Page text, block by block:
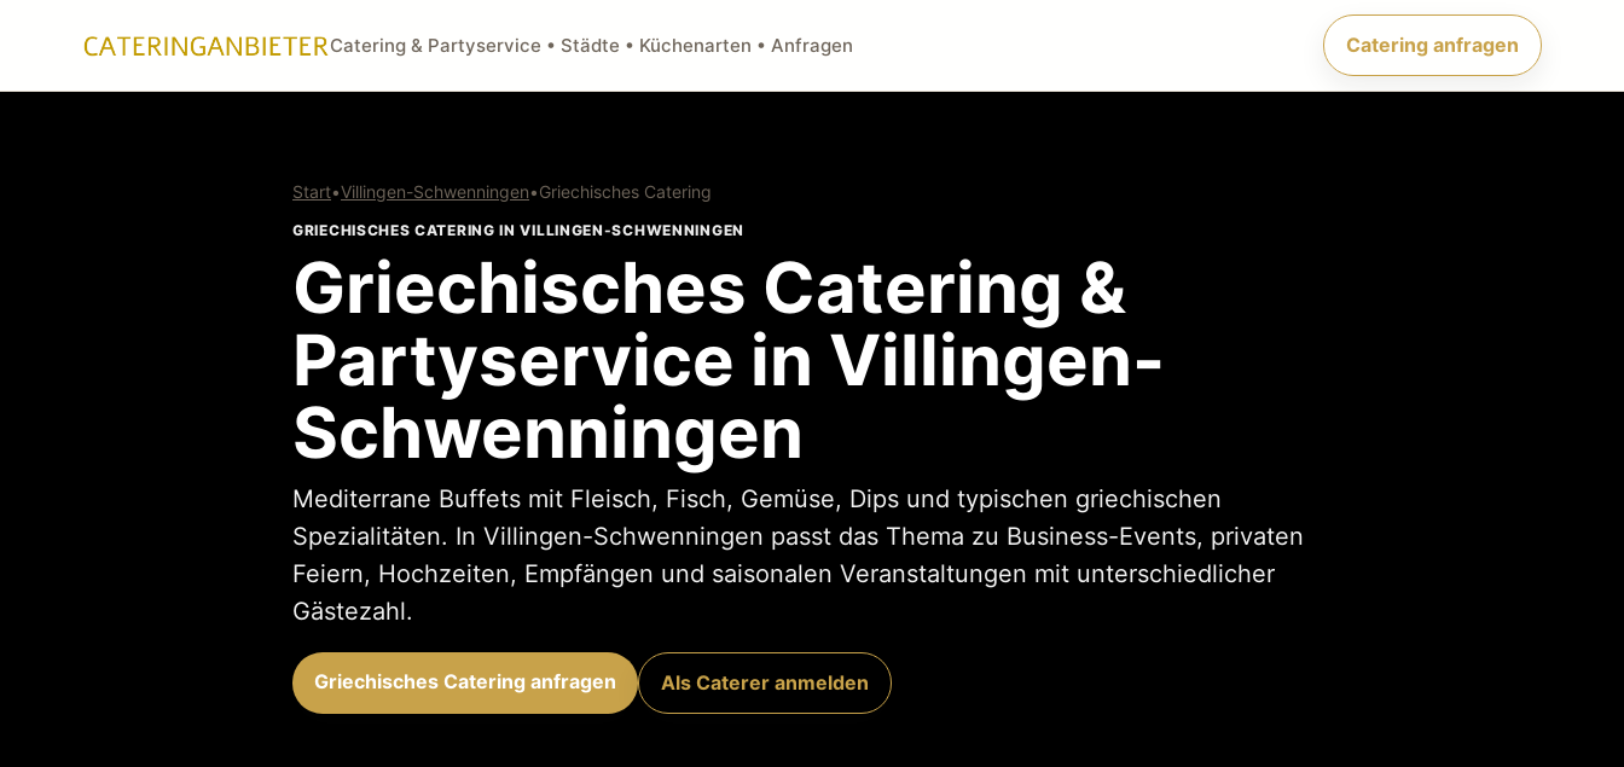
Catering & Partyservice • Städte • Küchenarten • Anfragen Catering anfragen
Start•Villingen-Schwenningen•Griechisches Catering
GRIECHISCHES CATERING IN VILLINGEN-SCHWENNINGEN
Griechisches Catering &
Partyservice in Villingen-
Schwenningen
Mediterrane Buffets mit Fleisch, Fisch, Gemüse, Dips und typischen griechischen
Spezialitäten. In Villingen-Schwenningen passt das Thema zu Business-Events, privaten
Feiern, Hochzeiten, Empfängen und saisonalen Veranstaltungen mit unterschiedlicher
Gästezahl.
Griechisches Catering anfragen Als Caterer anmelden